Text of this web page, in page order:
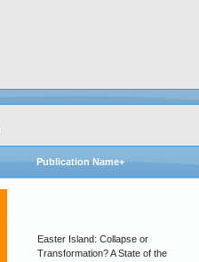
Publication Name+
Easter Island: Collapse or
Transformation? A State of the